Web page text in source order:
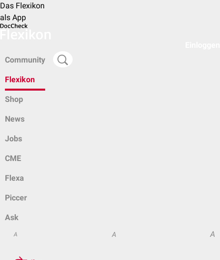
Das Flexikon
als App
Community
Flexikon
Shop
News
Jobs
CME
Flexa
Piccer
Ask
A A A